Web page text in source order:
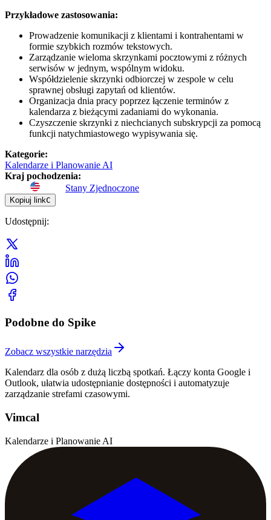
Przykładowe zastosowania:
Prowadzenie komunikacji z klientami i kontrahentami w
formie szybkich rozmów tekstowych.
Zarządzanie wieloma skrzynkami pocztowymi z różnych
serwisów w jednym, wspólnym widoku.
Współdzielenie skrzynki odbiorczej w zespole w celu
sprawnej obsługi zapytań od klientów.
Organizacja dnia pracy poprzez łączenie terminów z
kalendarza z bieżącymi zadaniami do wykonania.
Czyszczenie skrzynki z niechcianych subskrypcji za pomocą
funkcji natychmiastowego wypisywania się.
Kategorie:
Kalendarze i Planowanie AI
Kraj pochodzenia:
Stany Zjednoczone
Kopiuj linkC
Udostępnij:
Podobne do Spike
Zobacz wszystkie narzędzia
Kalendarz dla osób z dużą liczbą spotkań. Łączy konta Google i
Outlook, ułatwia udostępnianie dostępności i automatyzuje
zarządzanie strefami czasowymi.
Vimcal
Kalendarze i Planowanie AI